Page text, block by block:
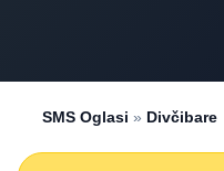
SMS Oglasi » Divčibare